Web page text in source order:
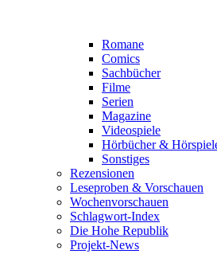
Romane
Comics
Sachbücher
Filme
Serien
Magazine
Videospiele
Hörbücher &
Sonstiges
Rezensionen
Leseproben & Vorschauen
Wochenvorschauen
Schlagwort-Index
Die Hohe Republik
Projekt-News